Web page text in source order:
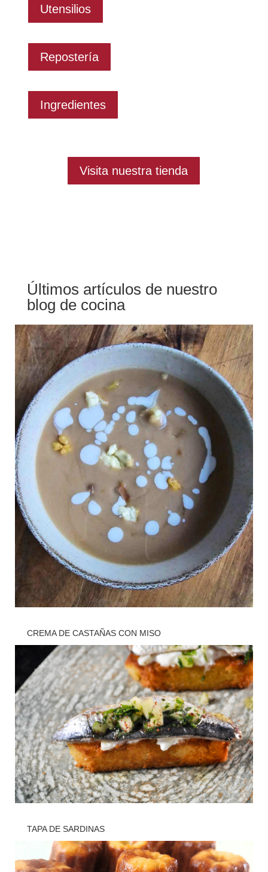
Utensilios
Repostería
Ingredientes
Visita nuestra tienda
Últimos artículos de nuestro
blog de cocina
CREMA DE CASTAÑAS CON MISO
? Cocina,? Cocina saludable ,? Recetas
TAPA DE SARDINAS
? Cocina,? Recetas